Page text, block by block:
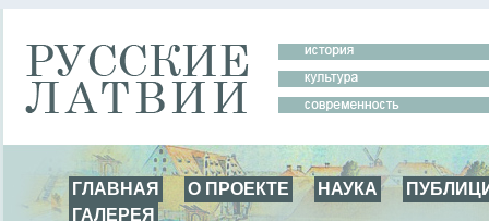
ГЛАВНАЯ О ПРОЕКТЕ НАУКА
ГАЛЕРЕЯ